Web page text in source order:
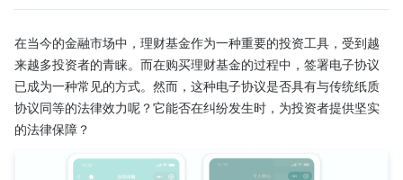
在当今的金融市场中，理财基金作为一种重要的投资工具，受到越
来越多投资者的青睐。而在购买理财基金的过程中，签署电子协议
已成为一种常见的方式。然而，这种电子协议是否具有与传统纸质
协议同等的法律效力呢？它能否在纠纷发生时，为投资者提供坚实
的法律保障？